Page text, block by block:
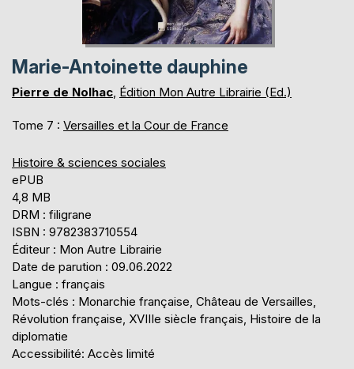
Marie-Antoinette dauphine
Pierre de Nolhac, Édition Mon Autre Librairie (Ed.)
Tome 7 : Versailles et la Cour de France
Histoire & sciences sociales
ePUB
4,8 MB
DRM : filigrane
ISBN : 9782383710554
Éditeur : Mon Autre Librairie
Date de parution : 09.06.2022
Langue : français
Mots-clés : Monarchie française, Château de Versailles,
Révolution française, XVIIIe siècle français, Histoire de la
diplomatie
Accessibilité: Accès limité